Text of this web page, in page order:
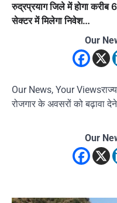
रुद्रप्रयाग जिले में होगा
सेक्टर में मिलेगा निवेश…
Our
Our News, Your
रोजगार के अवसरों को बढ़ावा
Our